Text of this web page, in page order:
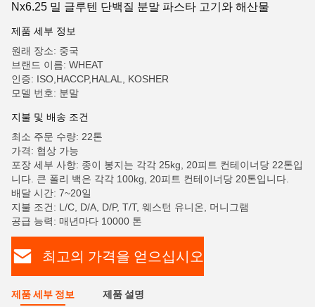
Nx6.25 밀 글루텐 단백질 분말 파스타 고기와 해산물
제품 세부 정보
원래 장소: 중국
브랜드 이름: WHEAT
인증: ISO,HACCP,HALAL, KOSHER
모델 번호: 분말
지불 및 배송 조건
최소 주문 수량: 22톤
가격: 협상 가능
포장 세부 사항: 종이 봉지는 각각 25kg, 20피트 컨테이너당 22톤입
니다. 큰 폴리 백은 각각 100kg, 20피트 컨테이너당 20톤입니다.
배달 시간: 7~20일
지불 조건: L/C, D/A, D/P, T/T, 웨스턴 유니온, 머니그램
공급 능력: 매년마다 10000 톤
최고의 가격을 얻으십시오
제품 세부 정보 제품 설명